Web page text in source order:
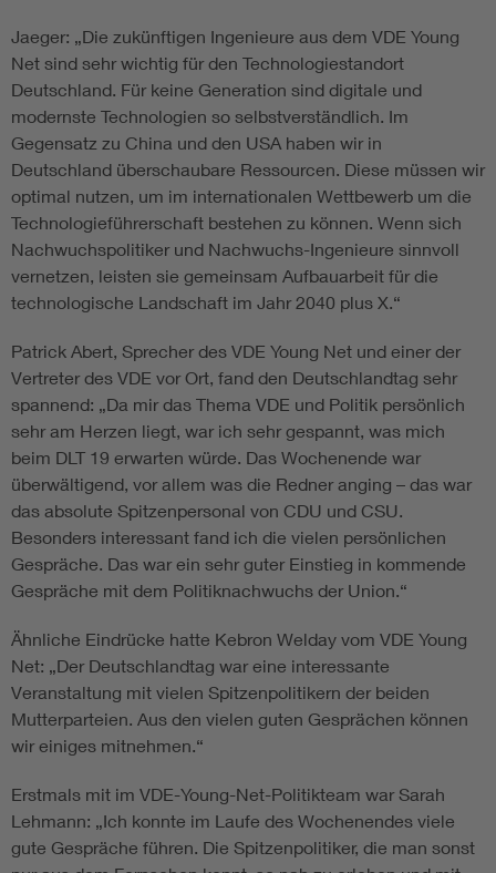
Jaeger: „Die zukünftigen Ingenieure aus dem VDE Young
Net sind sehr wichtig für den Technologiestandort
Deutschland. Für keine Generation sind digitale und
modernste Technologien so selbstverständlich. Im
Gegensatz zu China und den USA haben wir in
Deutschland überschaubare Ressourcen. Diese müssen wir
optimal nutzen, um im internationalen Wettbewerb um die
Technologieführerschaft bestehen zu können. Wenn sich
Nachwuchspolitiker und Nachwuchs-Ingenieure sinnvoll
vernetzen, leisten sie gemeinsam Aufbauarbeit für die
technologische Landschaft im Jahr 2040 plus X.“
Patrick Abert, Sprecher des VDE Young Net und einer der
Vertreter des VDE vor Ort, fand den Deutschlandtag sehr
spannend: „Da mir das Thema VDE und Politik persönlich
sehr am Herzen liegt, war ich sehr gespannt, was mich
beim DLT 19 erwarten würde. Das Wochenende war
überwältigend, vor allem was die Redner anging – das war
das absolute Spitzenpersonal von CDU und CSU.
Besonders interessant fand ich die vielen persönlichen
Gespräche. Das war ein sehr guter Einstieg in kommende
Gespräche mit dem Politiknachwuchs der Union.“
Ähnliche Eindrücke hatte Kebron Welday vom VDE Young
Net: „Der Deutschlandtag war eine interessante
Veranstaltung mit vielen Spitzenpolitikern der beiden
Mutterparteien. Aus den vielen guten Gesprächen können
wir einiges mitnehmen.“
Erstmals mit im VDE-Young-Net-Politikteam war Sarah
Lehmann: „Ich konnte im Laufe des Wochenendes viele
gute Gespräche führen. Die Spitzenpolitiker, die man sonst